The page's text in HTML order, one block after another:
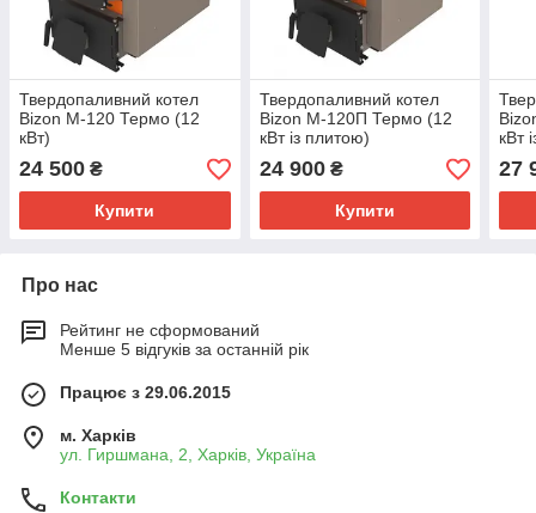
Твердопаливний котел
Bizon М-120 Термо (12
кВт)
24 500 ₴
Купити
Твердопаливний котел
Bizon М-120П Термо (12
кВт із плитою)
24 900₴
Купити
кВт
27
Про нас
Рейтинг не сформований
Менше 5 відгуків за останній рік
Працює з 29.06.2015
м. Харків
ул. Гиршмана, 2, Харків, Україна
Контакти